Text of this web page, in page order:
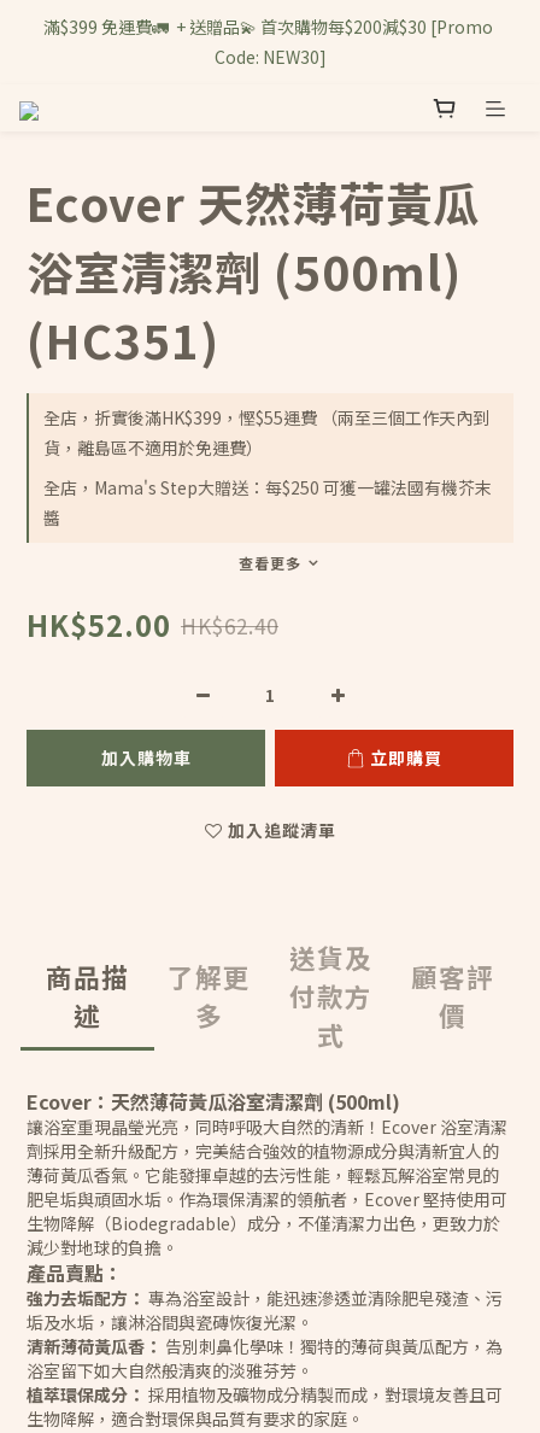
滿$399 免運費🚛  + 送贈品💫 首次購物每$200減$30 [Promo
Code: NEW30]
Ecover 天然薄荷黃瓜
浴室清潔劑 (500ml)
(HC351)
全店，折實後滿HK$399，慳$55運費 （兩至三個工作天內到
貨，離島區不適用於免運費）
全店，Mama's Step大贈送：每$250 可獲一罐法國有機芥末
醬
查看更多
HK$52.00 HK$62.40
加入購物車 立即購買
加入追蹤清單
商品描
述
了解更
多
送貨及
付款方
式
顧客評
價
Ecover：天然薄荷黃瓜浴室清潔劑 (500ml)
讓浴室重現晶瑩光亮，同時呼吸大自然的清新！Ecover 浴室清潔
劑採用全新升級配方，完美結合強效的植物源成分與清新宜人的
薄荷黃瓜香氣。它能發揮卓越的去污性能，輕鬆瓦解浴室常見的
肥皂垢與頑固水垢。作為環保清潔的領航者，Ecover 堅持使用可
生物降解（Biodegradable）成分，不僅清潔力出色，更致力於
減少對地球的負擔。
產品賣點：
強力去垢配方： 專為浴室設計，能迅速滲透並清除肥皂殘渣、污
垢及水垢，讓淋浴間與瓷磚恢復光潔。
清新薄荷黃瓜香： 告別刺鼻化學味！獨特的薄荷與黃瓜配方，為
浴室留下如大自然般清爽的淡雅芬芳。
植萃環保成分： 採用植物及礦物成分精製而成，對環境友善且可
生物降解，適合對環保與品質有要求的家庭。